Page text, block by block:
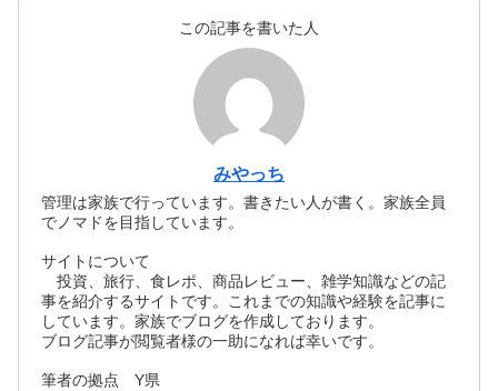
この記事を書いた人
みやっち
管理は家族で行っています。書きたい人が書く。家族全員
でノマドを目指しています。
サイトについて
投資、旅行、食レポ、商品レビュー、雑学知識などの記
事を紹介するサイトです。これまでの知識や経験を記事に
しています。家族でブログを作成しております。
ブログ記事が閲覧者様の一助になれば幸いです。
筆者の拠点 Y県